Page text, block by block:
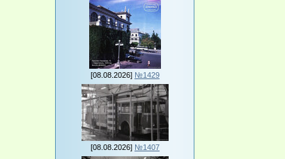
[08.08.2026] №1429
[08.08.2026] №1407